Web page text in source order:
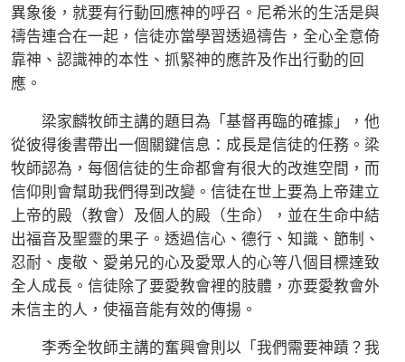
異象後，就要有行動回應神的呼召。尼希米的生活是與
禱告連合在一起，信徒亦當學習透過禱告，全心全意倚
靠神、認識神的本性、抓緊神的應許及作出行動的回
應。
梁家麟牧師主講的題目為「基督再臨的確據」，他
從彼得後書帶出一個關鍵信息：成長是信徒的任務。梁
牧師認為，每個信徒的生命都會有很大的改進空間，而
信仰則會幫助我們得到改變。信徒在世上要為上帝建立
上帝的殿（教會）及個人的殿（生命），並在生命中結
出福音及聖靈的果子。透過信心、德行、知識、節制、
忍耐、虔敬、愛弟兄的心及愛眾人的心等八個目標達致
全人成長。信徒除了要愛教會裡的肢體，亦要愛教會外
未信主的人，使福音能有效的傳揚。
李秀全牧師主講的奮興會則以「我們需要神蹟？我